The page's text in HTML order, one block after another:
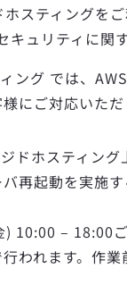
スティングをご
ュリティに関
グ では、
にご対応いただ
ドホスティング
再起動を実
10:00 – 18:00
われます。作